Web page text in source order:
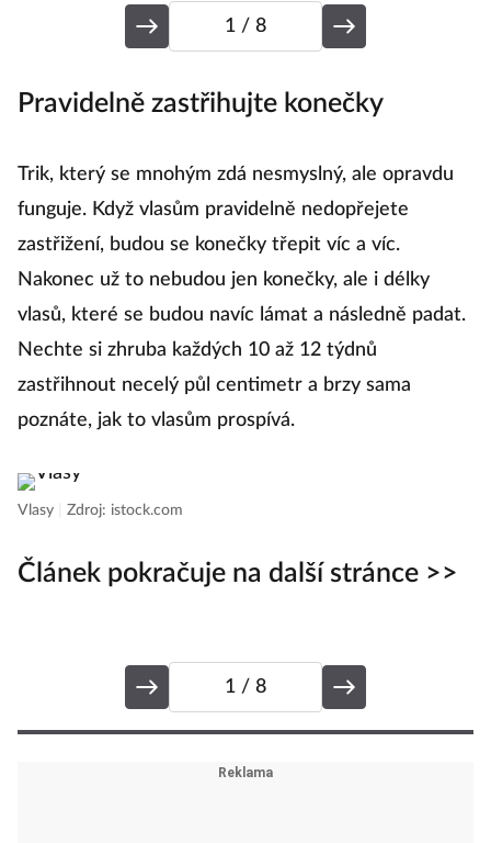
1 / 8
Pravidelně zastřihujte konečky
Trik, který se mnohým zdá nesmyslný, ale opravdu
funguje. Když vlasům pravidelně nedopřejete
zastřižení, budou se konečky třepit víc a víc.
Nakonec už to nebudou jen konečky, ale i délky
vlasů, které se budou navíc lámat a následně padat.
Nechte si zhruba každých 10 až 12 týdnů
zastřihnout necelý půl centimetr a brzy sama
poznáte, jak to vlasům prospívá.
Vlasy Zdroj: istock.com
Článek pokračuje na další stránce >>
1 / 8